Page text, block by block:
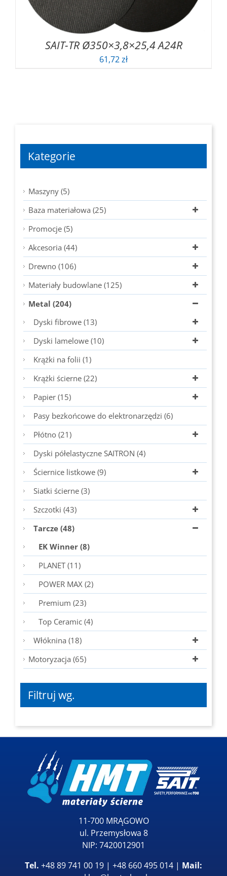
SAIT-TR Ø350×3,8×25,4 A24R
61,72zł
Kategorie
Maszyny (5)
Baza materiałowa (25)
Promocje (5)
Akcesoria (44)
Drewno (106)
Materiały budowlane (125)
Metal (204)
Dyski fibrowe (13)
Dyski lamelowe (10)
Krążki na folii (1)
Krążki ścierne (22)
Papier (15)
Pasy bezkońcowe do elektronarzędzi (6)
Płótno (21)
Dyski półelastyczne SAITRON (4)
Ściernice listkowe (9)
Siatki ścierne (3)
Szczotki (43)
Tarcze (48)
EK Winner (8)
PLANET (11)
POWER MAX (2)
Premium (23)
Top Ceramic (4)
Włóknina (18)
Motoryzacja (65)
Filtruj wg.
11-700 MRĄGOWO
ul. Przemysłowa 8
NIP: 7420012901
Tel. +48 89 741 00 19 | +48 660 495 014 | Mail: